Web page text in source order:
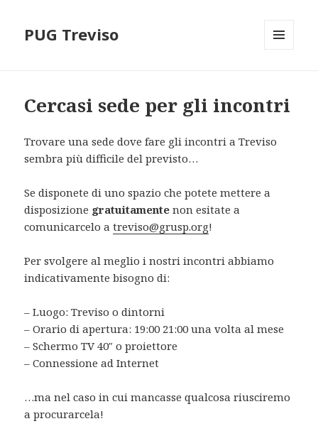
PUG Treviso
Cercasi sede per gli incontri
Trovare una sede dove fare gli incontri a Treviso
sembra più difficile del previsto…
Se disponete di uno spazio che potete mettere a
disposizione gratuitamente non esitate a
comunicarcelo atreviso@grusp.org!
Per svolgere al meglio i nostri incontri abbiamo
indicativamente bisogno di:
– Luogo: Treviso o dintorni
– Orario di apertura: 19:00 21:00 una volta al mese
– Schermo TV 40″ o proiettore
– Connessione ad Internet
…ma nel caso in cui mancasse qualcosa riusciremo
a procurarcela!